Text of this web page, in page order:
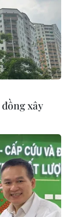
triển xanh và
tiêu tốn tài
xây